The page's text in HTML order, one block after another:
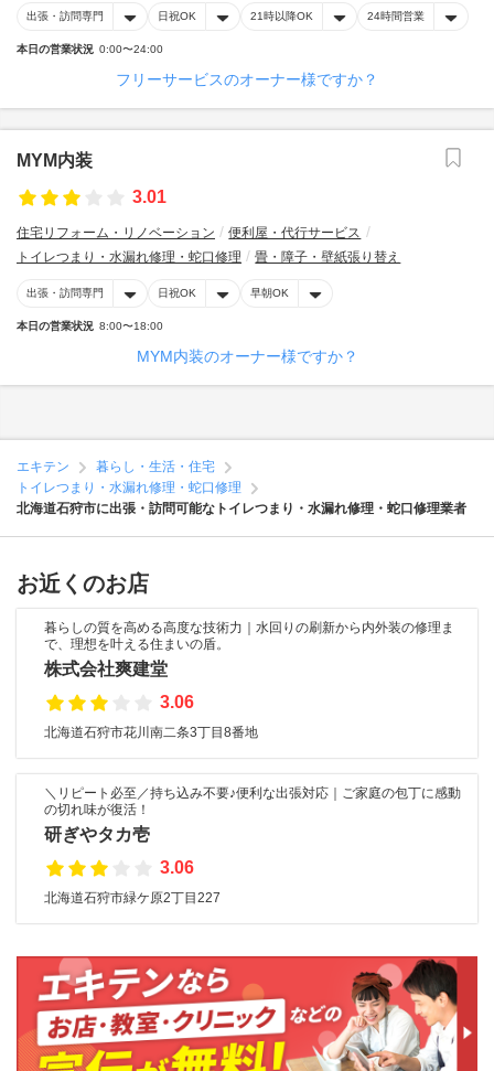
出張・訪問専門 日祝OK 21時以降OK 24時間営業
本日の営業状況 0:00〜24:00
フリーサービスのオーナー様ですか？
MYM内装
3.01
住宅リフォーム・リノベーション
便利屋・代行サービス
トイレつまり・水漏れ修理・蛇口修理
畳・障子・壁紙張り替え
出張・訪問専門 日祝OK 早朝OK
本日の営業状況 8:00〜18:00
MYM内装のオーナー様ですか？
エキテン
暮らし・生活・住宅
トイレつまり・水漏れ修理・蛇口修理
北海道石狩市に出張・訪問可能なトイレつまり・水漏れ修理・蛇口修理業者
お近くのお店
暮らしの質を高める高度な技術力｜水回りの刷新から内外装の修理ま
で、理想を叶える住まいの盾。
株式会社爽建堂
3.06
北海道石狩市花川南二条3丁目8番地
＼リピート必至／持ち込み不要♪便利な出張対応｜ご家庭の包丁に感動
の切れ味が復活！
研ぎやタカ壱
3.06
北海道石狩市緑ケ原2丁目227